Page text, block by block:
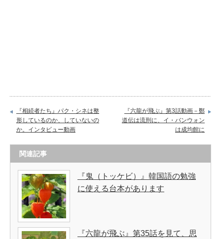
『相続者たち』パク・シネは整
形しているのか、していないの
か。インタビュー動画
『六龍が飛ぶ』第3話動画－鄭
道伝は流刑に、イ・バンウォン
は成均館に
関連記事
『鬼（トッケビ）』韓国語の勉強
に使える台本があります
『六龍が飛ぶ』第35話を見て、思